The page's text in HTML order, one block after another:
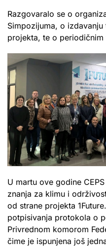
Razgovaralo se o
Simpozijuma, o
projekta, te o
U martu ove godine
znanja za klimu i
od strane projekta
potpisivanja protokola o
Privrednom komorom
čime je ispunjena još